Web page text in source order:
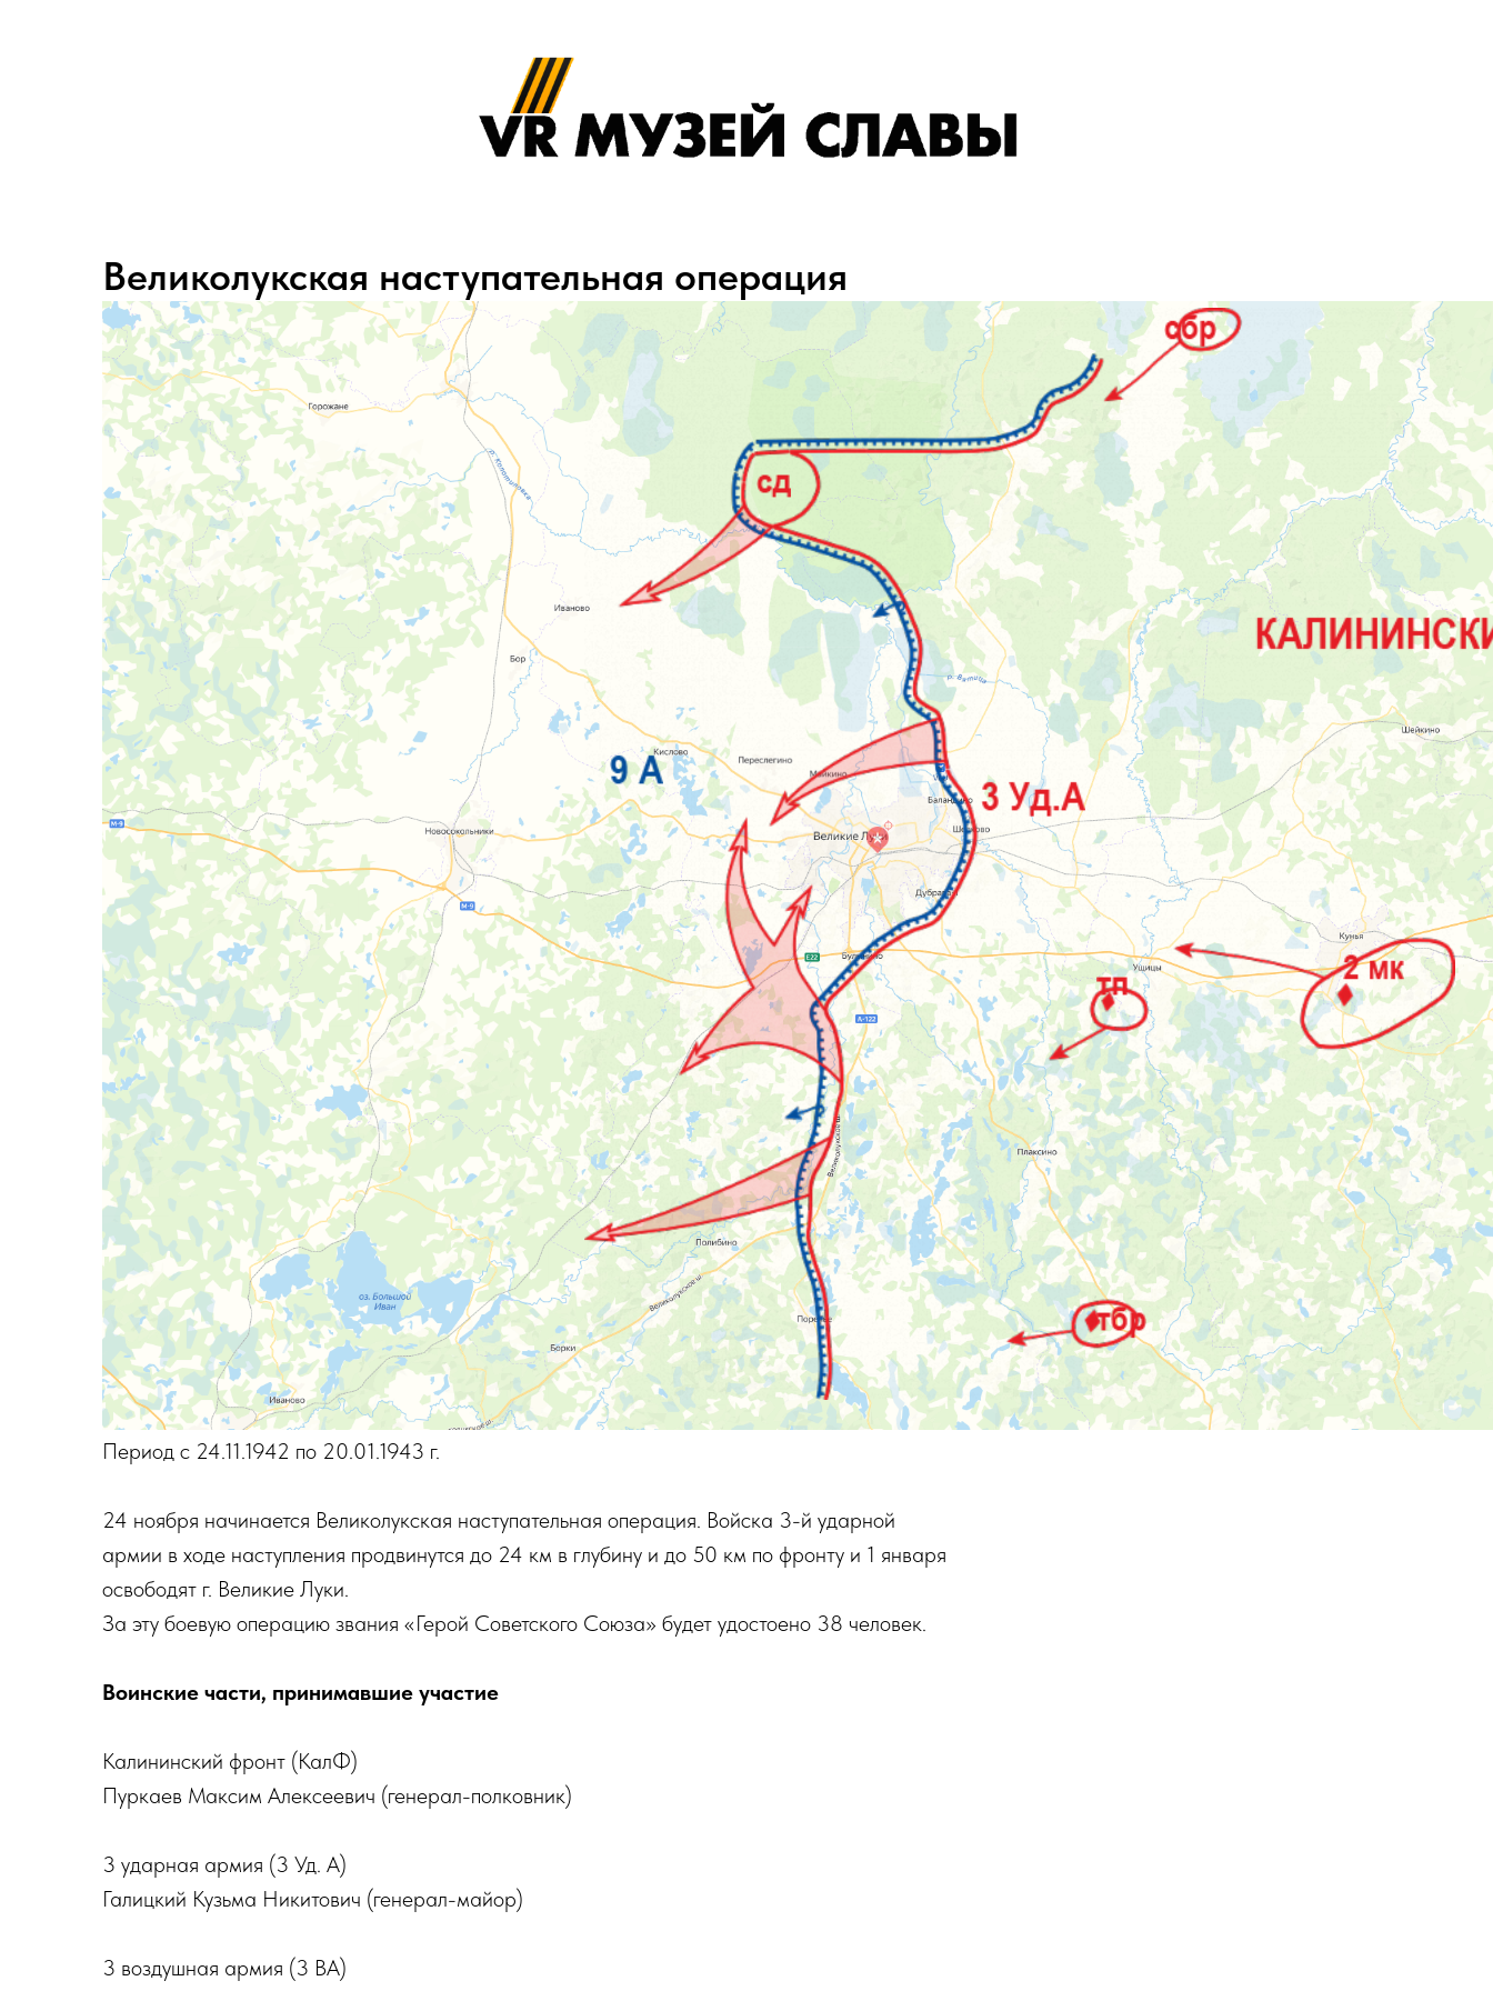
Великолукская наступательная операция
Период с 24.11.1942 по 20.01.1943 г.
24 ноября начинается Великолукская наступательная операция. Войска 3-й ударной
армии в ходе наступления продвинутся до 24 км в глубину и до 50 км по фронту и 1 января
освободят г. Великие Луки.
За эту боевую операцию звания «Герой Советского Союза» будет удостоено 38 человек.
Воинские части, принимавшие участие
Калининский фронт (КалФ)
Пуркаев Максим Алексеевич (генерал-полковник)
3 ударная армия (3 Уд. А)
Галицкий Кузьма Никитович (генерал-майор)
3 воздушная армия (3 ВА)